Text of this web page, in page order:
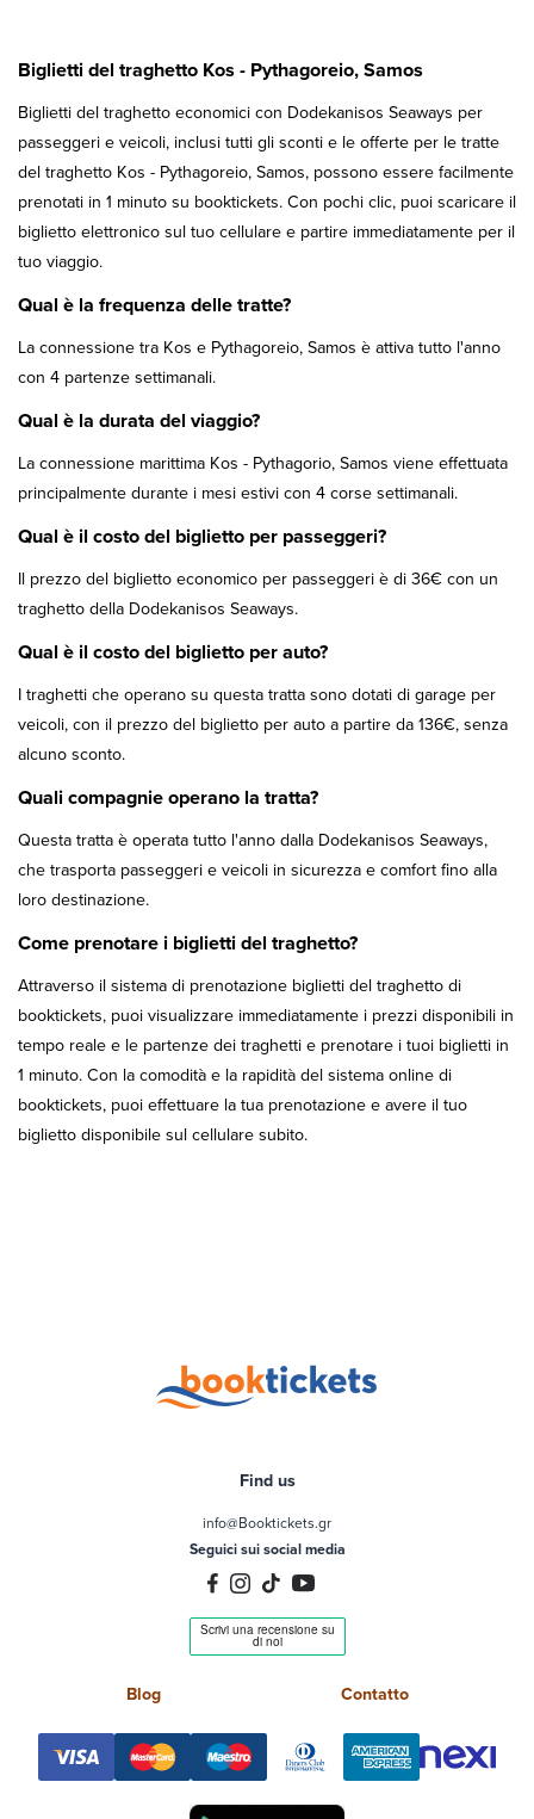
Biglietti del traghetto Kos - Pythagoreio, Samos
Biglietti del traghetto economici con Dodekanisos Seaways per
passeggeri e veicoli, inclusi tutti gli sconti e le offerte per le tratte
del traghetto Kos - Pythagoreio, Samos, possono essere facilmente
prenotati in 1 minuto su booktickets. Con pochi clic, puoi scaricare il
biglietto elettronico sul tuo cellulare e partire immediatamente per il
tuo viaggio.
Qual è la frequenza delle tratte?
La connessione tra Kos e Pythagoreio, Samos è attiva tutto l'anno
con 4 partenze settimanali.
Qual è la durata del viaggio?
La connessione marittima Kos - Pythagorio, Samos viene effettuata
principalmente durante i mesi estivi con 4 corse settimanali.
Qual è il costo del biglietto per passeggeri?
Il prezzo del biglietto economico per passeggeri è di 36€ con un
traghetto della Dodekanisos Seaways.
Qual è il costo del biglietto per auto?
I traghetti che operano su questa tratta sono dotati di garage per
veicoli, con il prezzo del biglietto per auto a partire da 136€, senza
alcuno sconto.
Quali compagnie operano la tratta?
Questa tratta è operata tutto l'anno dalla Dodekanisos Seaways,
che trasporta passeggeri e veicoli in sicurezza e comfort fino alla
loro destinazione.
Come prenotare i biglietti del traghetto?
Attraverso il sistema di prenotazione biglietti del traghetto di
booktickets, puoi visualizzare immediatamente i prezzi disponibili in
tempo reale e le partenze dei traghetti e prenotare i tuoi biglietti in
1 minuto. Con la comodità e la rapidità del sistema online di
booktickets, puoi effettuare la tua prenotazione e avere il tuo
biglietto disponibile sul cellulare subito.
Find us
info@Booktickets.gr
Seguici sui social media
Blog Contatto